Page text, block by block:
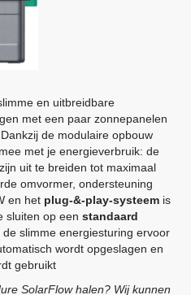
en uitbreidbare
met een paar zonnepanelen
de modulaire opbouw
met je energieverbruik: de
uit te breiden tot maximaal
omvormer, ondersteuning
en het plug-&-play-systeem is
sluiten op een standaard
de slimme energiesturing ervoor
wordt opgeslagen en
gebruikt
SolarFlow halen? Wij kunnen